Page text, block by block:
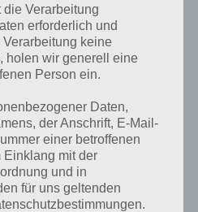
Verarbeitung
erforderlich und
keine
holen wir generell eine
Person ein.
Daten,
der Anschrift, E-Mail-
einer betroffenen
Einklang mit der
und in
für uns geltenden